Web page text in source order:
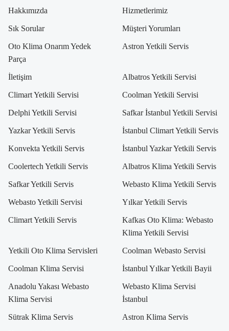
Hakkımızda Hizmetlerimiz
Sık Sorular Müşteri Yorumları
Oto Klima Onarım Yedek
Parça
Astron Yetkili Servis
İletişim Albatros Yetkili Servisi
Climart Yetkili Servisi Coolman Yetkili Servisi
Delphi Yetkili Servisi Safkar İstanbul Yetkili Servisi
Yazkar Yetkili Servis İstanbul Climart Yetkili Servis
Konvekta Yetkili Servis İstanbul Yazkar Yetkili Servis
Coolertech Yetkili Servis Albatros Klima Yetkili Servis
Safkar Yetkili Servis Webasto Klima Yetkili Servis
Webasto Yetkili Servisi Yılkar Yetkili Servis
Climart Yetkili Servis
Kafkas Oto Klima: Webasto
Klima Yetkili Servisi
Yetkili Oto Klima Servisleri Coolman Webasto Servisi
Coolman Klima Servisi İstanbul Yılkar Yetkili Bayii
Anadolu Yakası Webasto
Klima Servisi
Webasto Klima Servisi
İstanbul
Sütrak Klima Servis Astron Klima Servis